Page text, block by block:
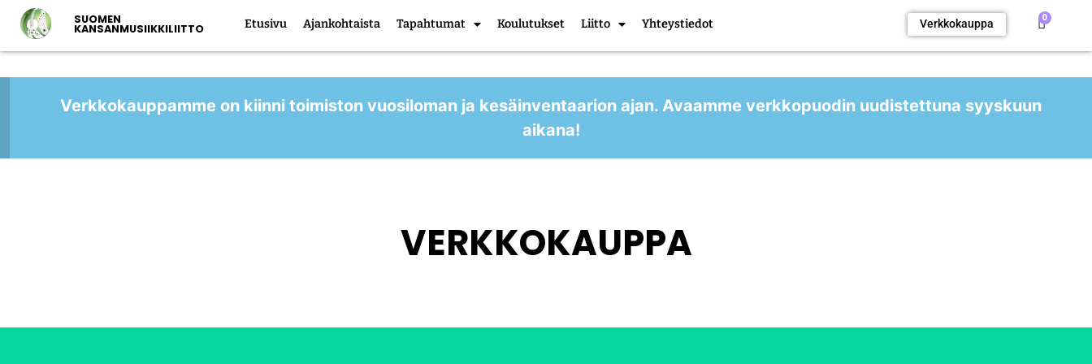
SUOMEN
KANSANMUSIIKKILIITTO Etusivu Ajankohtaista Tapahtumat Koulutukset Liitto Yhteystiedot Verkkokauppa 0
Verkkokauppamme on kiinni toimiston vuosiloman ja kesäinventaarion ajan. Avaamme verkkopuodin uudistettuna syyskuun
aikana!
VERKKOKAUPPA